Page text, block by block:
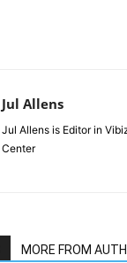
Jul Allens
Jul Allens is Editor in
Center
MORE FROM